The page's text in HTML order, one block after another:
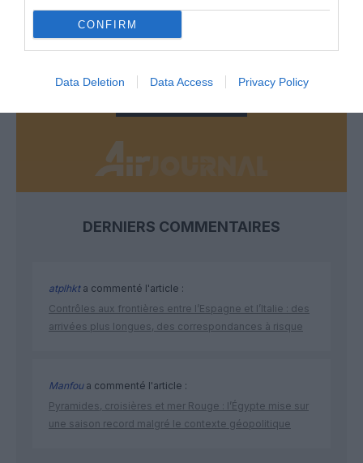
CONFIRM
Data Deletion Data Access Privacy Policy
Soutenez Air Journal participezà son
développement !
DERNIERS COMMENTAIRES
atplhkta commenté l'article :
Contrôles aux frontières entre l’Espagne et l’Italie : des
arrivées plus longues, des correspondances à risque
Manfoua commenté l'article :
Pyramides, croisières et mer Rouge : l’Égypte mise sur
une saison record malgré le contexte géopolitique